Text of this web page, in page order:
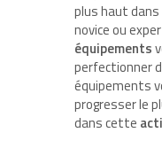
plus haut dans
novice ou
équipements
perfectionner
équipements
progresser le
dans cette